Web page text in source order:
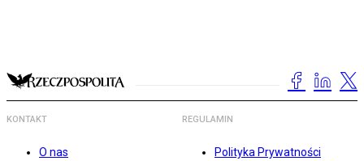
KONTAKT
O nas
REGULAMIN
Polityka Prywatności